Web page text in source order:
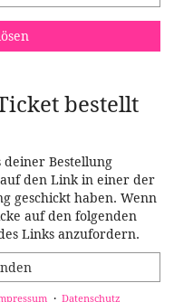
bestellt
deiner Bestellung
den Link in einer der
geschickt haben. Wenn
auf den folgenden
Links anzufordern.
Datenschutz